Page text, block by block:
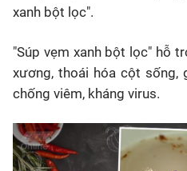
xanh bột lọc".
"Súp vẹm xanh bột lọc" hỗ
xương, thoái hóa cột sống,
chống viêm, kháng virus.